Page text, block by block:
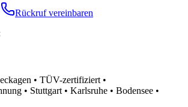
Rückruf vereinbaren
• TÜV-zertifiziert •
• Stuttgart • Karlsruhe • Bodensee •